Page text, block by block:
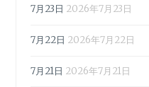
7月23日 2026年7月23日
7月22日 2026年7月22日
7月21日 2026年7月21日